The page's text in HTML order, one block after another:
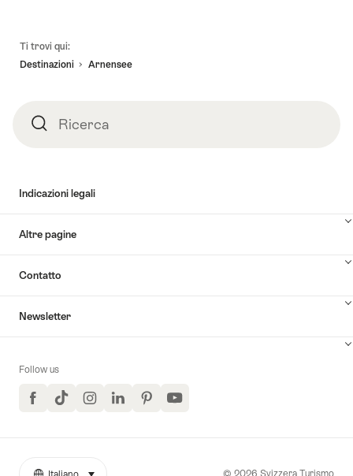
Ti trovi qui:
Destinazioni
Arnensee
RicercaRicerca
Indicazioni legali
Altre pagine
Contatto
Newsletter
Follow us
FacebookTikTokInstagramLinkedInPinterestYouTube
© 2026 Svizzera Turismo